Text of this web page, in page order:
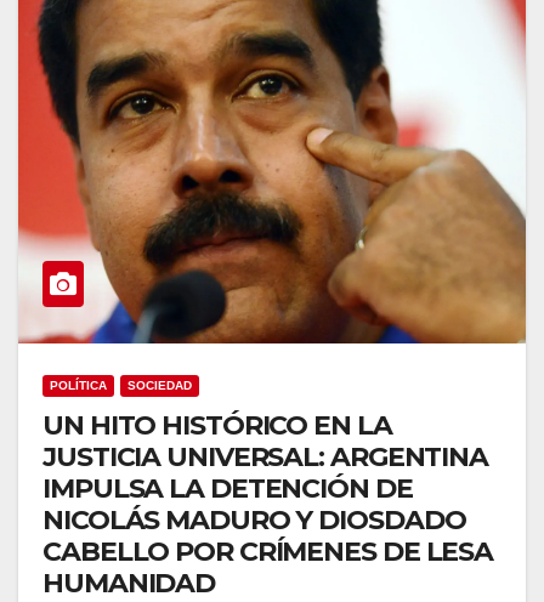
POLÍTICA SOCIEDAD
UN HITO HISTÓRICO EN LA
JUSTICIA UNIVERSAL: ARGENTINA
IMPULSA LA DETENCIÓN DE
NICOLÁS MADURO Y DIOSDADO
CABELLO POR CRÍMENES DE LESA
HUMANIDAD